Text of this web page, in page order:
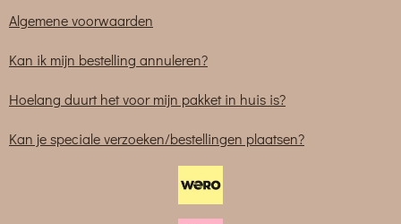
Algemene voorwaarden
Kan ik mijn bestelling annuleren?
Hoelang duurt het voor mijn pakket in huis is?
Kan je speciale verzoeken/bestellingen plaatsen?